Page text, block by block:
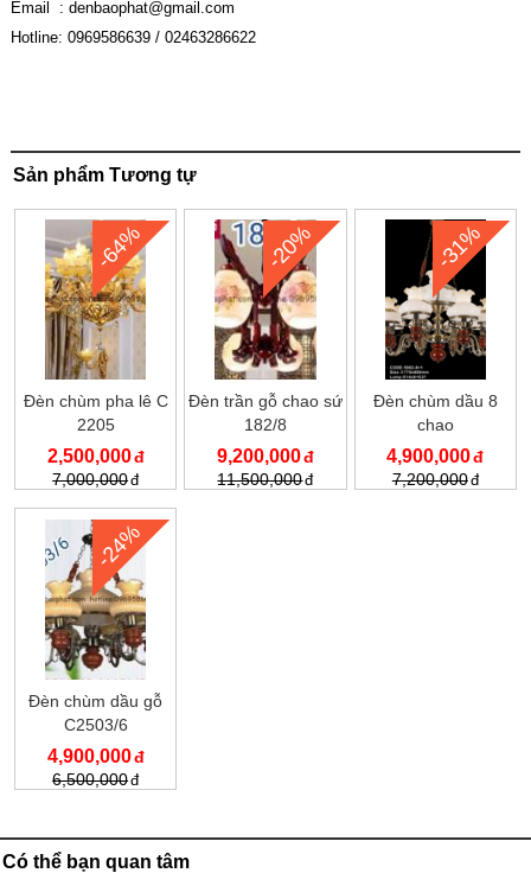
Email : denbaophat@gmail.com
Hotline: 0969586639 / 02463286622
Sản phẩm Tương tự
-64%
Đèn chùm pha lê C
2205
2,500,000
7,000,000
-20%
Đèn trần gỗ chao sứ
182/8
9,200,000
11,500,000
-31%
Đèn chùm dầu 8
chao
4,900,000
7,200,000
-24%
Đèn chùm dầu gỗ
C2503/6
4,900,000
6,500,000
Có thể bạn quan tâm